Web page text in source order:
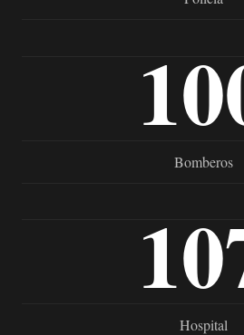
Bomberos
Hospital